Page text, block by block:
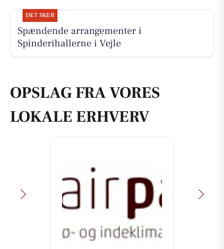
DET SKER
Spændende arrangementer i
Spinderihallerne i Vejle
OPSLAG FRA VORES
LOKALE ERHVERV